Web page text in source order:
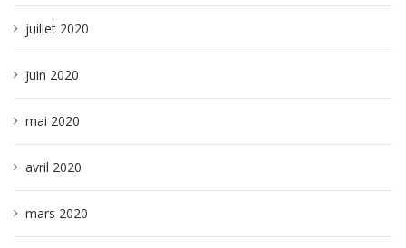
juillet 2020
juin 2020
mai 2020
avril 2020
mars 2020